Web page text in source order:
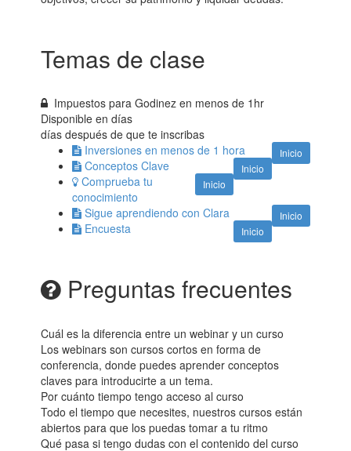
Temas de clase
Impuestos para Godinez en menos de 1hr
Disponible endías
días después de que te inscribas
Inicio
Inversiones en menos de 1 hora
Inicio
Conceptos Clave
Inicio
Comprueba tu
conocimiento
Inicio
Sigue aprendiendo con Clara
Inicio
Encuesta
Preguntas frecuentes
Cuál es la diferencia entre un webinar y un curso
Los webinars son cursos cortos en forma de
conferencia, donde puedes aprender conceptos
claves para introducirte a un tema.
Por cuánto tiempo tengo acceso al curso
Todo el tiempo que necesites, nuestros cursos están
abiertos para que los puedas tomar a tu ritmo
Qué pasa si tengo dudas con el contenido del curso